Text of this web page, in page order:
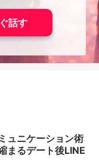
話す
ュニケーション術
まるデート後LINE